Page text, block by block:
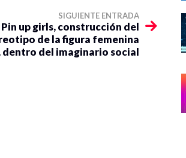
SIGUIENTE ENTRADA
Pin up girls, construcción del
de la figura femenina
del imaginario social